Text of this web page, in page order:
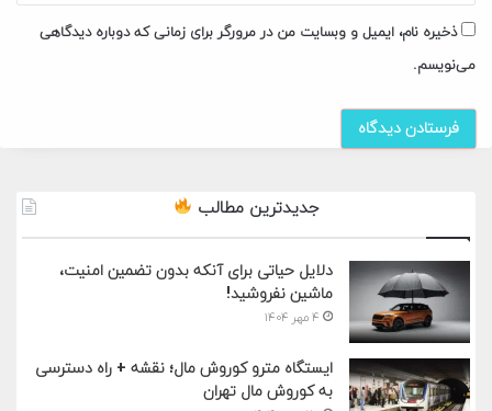
ذخیره نام، ایمیل و وبسایت من در مرورگر برای زمانی که دوباره دیدگاهی
می‌نویسم.
جدیدترین مطالب
دلایل حیاتی برای آنکه بدون تضمین امنیت،
ماشین نفروشید!
۴ مهر ۱۴۰۴
ایستگاه مترو کوروش مال؛ نقشه + راه دسترسی
به کوروش مال تهران